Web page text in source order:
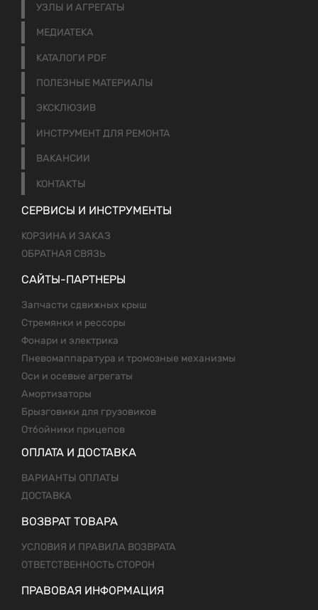
УЗЛЫ И АГРЕГАТЫ
МЕДИАТЕКА
КАТАЛОГИ PDF
ПОЛЕЗНЫЕ МАТЕРИАЛЫ
ЭКСКЛЮЗИВ
ИНСТРУМЕНТ ДЛЯ РЕМОНТА
ВАКАНСИИ
КОНТАКТЫ
СЕРВИСЫ И ИНСТРУМЕНТЫ
КОРЗИНА И ЗАКАЗ
ОБРАТНАЯ СВЯЗЬ
САЙТЫ-ПАРТНЕРЫ
Запчасти сдвижных крыш
Стремянки и рессоры
Фонари и электрика
Пневомаппаратура и тромозные механизмы
Оси и осевые агрегаты
Амортизаторы
Брызговики для грузовиков
Отбойники прицепов
ОПЛАТА И ДОСТАВКА
ВАРИАНТЫ ОПЛАТЫ
ДОСТАВКА
ВОЗВРАТ ТОВАРА
УСЛОВИЯ И ПРАВИЛА ВОЗВРАТА
ОТВЕТСТВЕННОСТЬ СТОРОН
ПРАВОВАЯ ИНФОРМАЦИЯ